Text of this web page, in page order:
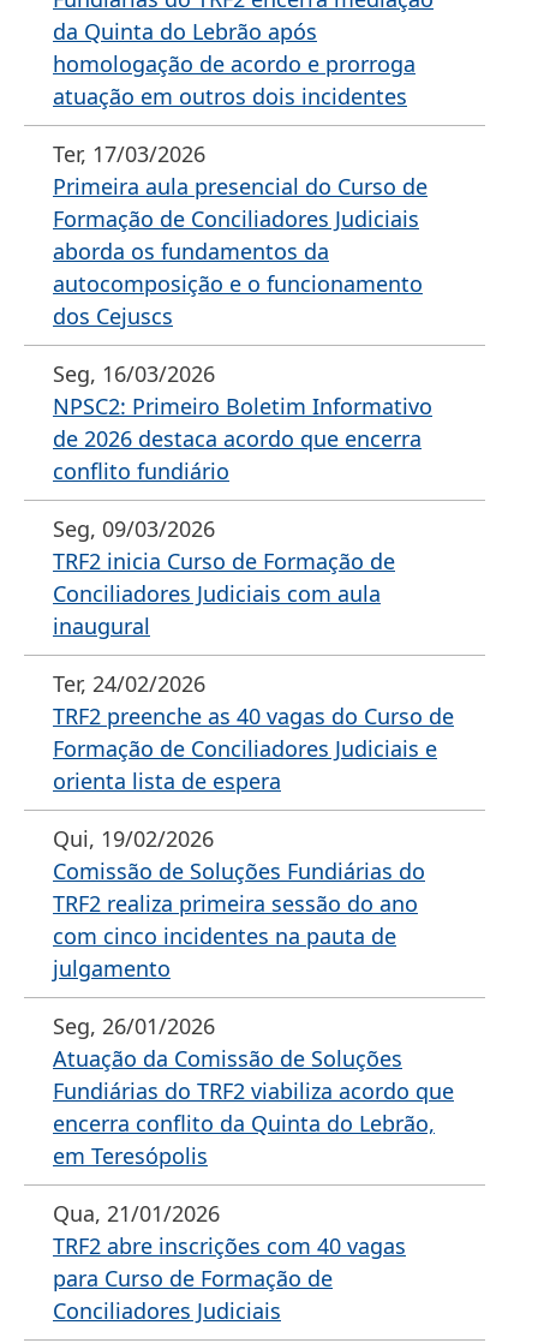
da Quinta do Lebrão após
homologação de acordo e prorroga
atuação em outros dois incidentes
Ter, 17/03/2026
Primeira aula presencial do Curso de
Formação de Conciliadores Judiciais
aborda os fundamentos da
autocomposição e o funcionamento
dos Cejuscs
Seg, 16/03/2026
NPSC2: Primeiro Boletim Informativo
de 2026 destaca acordo que encerra
conflito fundiário
Seg, 09/03/2026
TRF2 inicia Curso de Formação de
Conciliadores Judiciais com aula
inaugural
Ter, 24/02/2026
TRF2 preenche as 40 vagas do Curso de
Formação de Conciliadores Judiciais e
orienta lista de espera
Qui, 19/02/2026
Comissão de Soluções Fundiárias do
TRF2 realiza primeira sessão do ano
com cinco incidentes na pauta de
julgamento
Seg, 26/01/2026
Atuação da Comissão de Soluções
Fundiárias do TRF2 viabiliza acordo que
encerra conflito da Quinta do Lebrão,
em Teresópolis
Qua, 21/01/2026
TRF2 abre inscrições com 40 vagas
para Curso de Formação de
Conciliadores Judiciais